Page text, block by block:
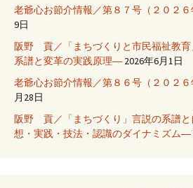
老爺心お節介情報／第８７号（２０２６
9日
阪野 貢／「まちづくりと市民福祉教
系譜と変革の実践原理― 2026年6月1日
老爺心お節介情報／第８６号（２０２６
月28日
阪野 貢／「まちづくり」言説の系譜
想・実践・技法・認識のダイナミズム―